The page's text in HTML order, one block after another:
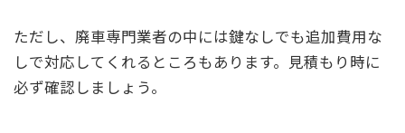
ただし、廃車専門業者の中には鍵なしでも追加費用な
しで対応してくれるところもあります。見積もり時に
必ず確認しましょう。